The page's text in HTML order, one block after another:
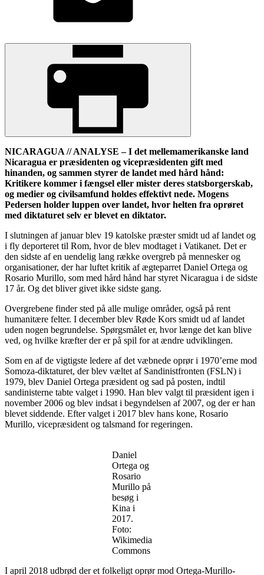
NICARAGUA // ANALYSE – I det mellemamerikanske land
Nicaragua er præsidenten og vicepræsidenten gift med
hinanden, og sammen styrer de landet med hård hånd:
Kritikere kommer i fængsel eller mister deres statsborgerskab,
og medier og civilsamfund holdes effektivt nede. Mogens
Pedersen holder luppen over landet, hvor helten fra oprøret
med diktaturet selv er blevet en diktator.
I slutningen af januar blev 19 katolske præster smidt ud af landet og
i fly deporteret til Rom, hvor de blev modtaget i Vatikanet. Det er
den sidste af en uendelig lang række overgreb på mennesker og
organisationer, der har luftet kritik af ægteparret Daniel Ortega og
Rosario Murillo, som med hård hånd har styret Nicaragua i de sidste
17 år. Og det bliver givet ikke sidste gang.
Overgrebene finder sted på alle mulige områder, også på rent
humanitære felter. I december blev Røde Kors smidt ud af landet
uden nogen begrundelse. Spørgsmålet er, hvor længe det kan blive
ved, og hvilke kræfter der er på spil for at ændre udviklingen.
Som en af de vigtigste ledere af det væbnede oprør i 1970’erne mod
Somoza-diktaturet, der blev væltet af Sandinistfronten (FSLN) i
1979, blev Daniel Ortega præsident og sad på posten, indtil
sandinisterne tabte valget i 1990. Han blev valgt til præsident igen i
november 2006 og blev indsat i begyndelsen af 2007, og der er han
blevet siddende. Efter valget i 2017 blev hans kone, Rosario
Murillo, vicepræsident og talsmand for regeringen.
Daniel
Ortega og
Rosario
Murillo på
besøg i
Kina i
2017.
Foto:
Wikimedia
Commons
I april 2018 udbrød der et folkeligt oprør mod Ortega-Murillo-